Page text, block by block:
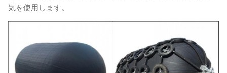
気を使用します。